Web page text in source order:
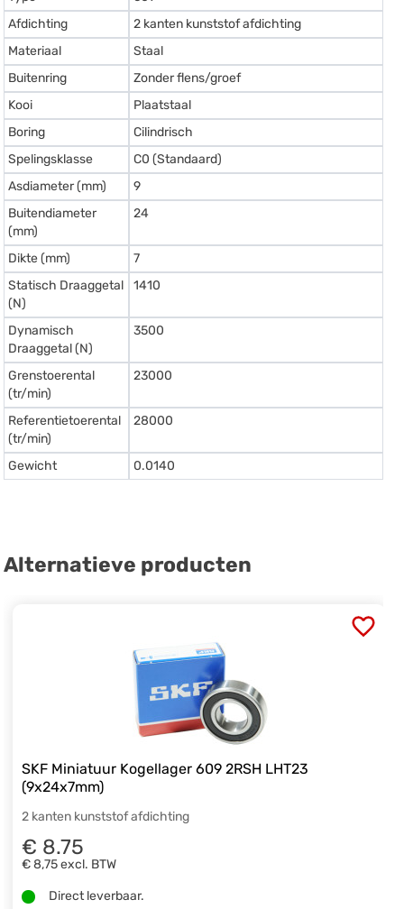
Afdichting
2 kanten kunststof afdichting
Materiaal
Staal
Buitenring
Zonder flens/groef
Kooi
Plaatstaal
Boring
Cilindrisch
Spelingsklasse
C0 (Standaard)
Asdiameter (mm)
9
Buitendiameter
(mm)
24
Dikte (mm)
7
Statisch Draaggetal
(N)
1410
Dynamisch
Draaggetal (N)
3500
Grenstoerental
(tr/min)
23000
Referentietoerental
(tr/min)
28000
Gewicht 0.0140
Alternatieve producten
SKF Miniatuur Kogellager 609 2RSH LHT23
(9x24x7mm)
2 kanten kunststof afdichting
€ 8.75
€ 8,75excl. BTW
Direct leverbaar.